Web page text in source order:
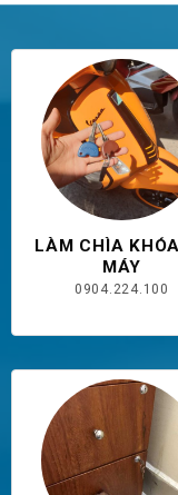
LÀM CHÌA
MÁY
0904.224.100